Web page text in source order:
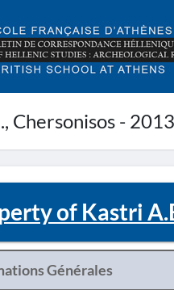
Chersonisos - 2013
of Kastri
Générales